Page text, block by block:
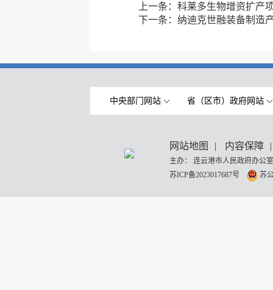
上一条： 科莱多生物增资扩产
下一条： 纳迪克世融装备制造
中央部门网站 省（区市）政府网站
网站地图 | 内容保障 |
主办： 连云港市人民政府办
苏ICP备2023017687号
苏